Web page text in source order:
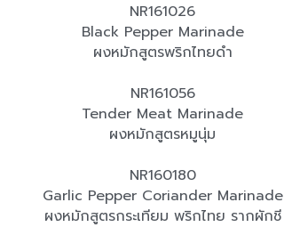
NR161026
Black Pepper Marinade
ผงหมักสูตรพริกไทยดำ
NR161056
Tender Meat Marinade
ผงหมักสูตรหมูนุ่ม
NR160180
Garlic Pepper Coriander Marinade
ผงหมักสูตรกระเทียม พริกไทย รากผักชี